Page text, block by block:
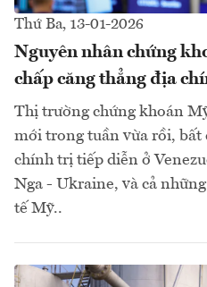
Thứ Ba, 13-01-2026
Nguyên nhân chứng
chấp căng thẳng địa
Thị trường chứng khoán
mới trong tuần vừa rồi, bất
chính trị tiếp diễn ở
Nga - Ukraine, và cả
tế Mỹ..